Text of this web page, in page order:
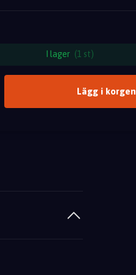
I lager (1 st)
Lägg i korgen